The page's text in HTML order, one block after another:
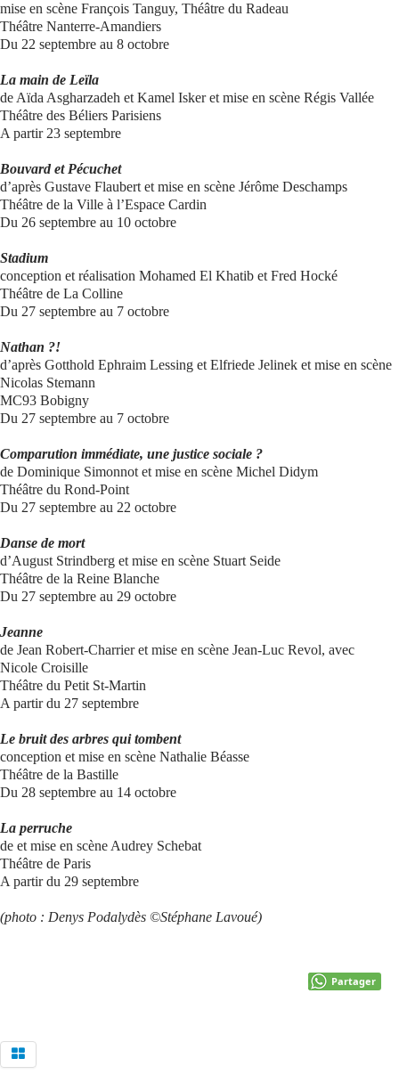
mise en scène François Tanguy, Théâtre du Radeau
Théâtre Nanterre-Amandiers
Du 22 septembre au 8 octobre
La main de Leïla
de Aïda Asgharzadeh et Kamel Isker et mise en scène Régis Vallée
Théâtre des Béliers Parisiens
A partir 23 septembre
Bouvard et Pécuchet
d’après Gustave Flaubert et mise en scène Jérôme Deschamps
Théâtre de la Ville à l’Espace Cardin
Du 26 septembre au 10 octobre
Stadium
conception et réalisation Mohamed El Khatib et Fred Hocké
Théâtre de La Colline
Du 27 septembre au 7 octobre
Nathan ?!
d’après Gotthold Ephraim Lessing et Elfriede Jelinek et mise en scène
Nicolas Stemann
MC93 Bobigny
Du 27 septembre au 7 octobre
Comparution immédiate, une justice sociale ?
de Dominique Simonnot et mise en scène Michel Didym
Théâtre du Rond-Point
Du 27 septembre au 22 octobre
Danse de mort
d’August Strindberg et mise en scène Stuart Seide
Théâtre de la Reine Blanche
Du 27 septembre au 29 octobre
Jeanne
de Jean Robert-Charrier et mise en scène Jean-Luc Revol, avec
Nicole Croisille
Théâtre du Petit St-Martin
A partir du 27 septembre
Le bruit des arbres qui tombent
conception et mise en scène Nathalie Béasse
Théâtre de la Bastille
Du 28 septembre au 14 octobre
La perruche
de et mise en scène Audrey Schebat
Théâtre de Paris
A partir du 29 septembre
(photo : Denys Podalydès ©Stéphane Lavoué)
Partager